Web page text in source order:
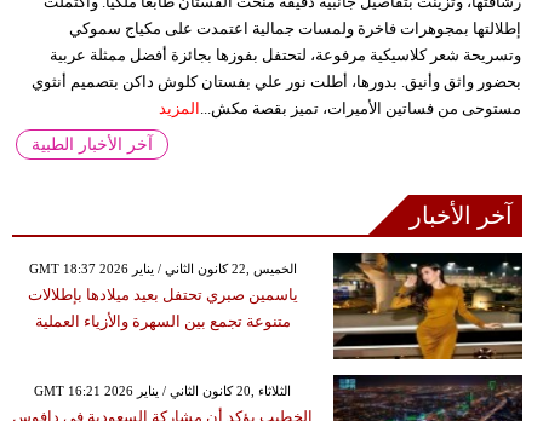
إطلالتها بمجوهرات فاخرة ولمسات جمالية اعتمدت على مكياج سموكي
وتسريحة شعر كلاسيكية مرفوعة، لتحتفل بفوزها بجائزة أفضل ممثلة عربية
بحضور واثق وأنيق. بدورها، أطلت نور علي بفستان كلوش داكن بتصميم أنثوي
مستوحى من فساتين الأميرات، تميز بقصة مكش... المزيد
آخر الأخبار الطبية
آخر الأخبار
GMT 18:37 2026 الخميس ,22 كانون الثاني / يناير
ياسمين صبري تحتفل بعيد ميلادها بإطلالات
متنوعة تجمع بين السهرة والأزياء العملية
GMT 16:21 2026 الثلاثاء ,20 كانون الثاني / يناير
الخطيب يؤكد أن مشاركة السعودية في دافوس